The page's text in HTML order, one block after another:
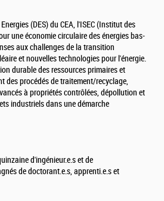
(DES) du CEA, l'ISEC (Institut des
une économie circulaire des énergies bas-
aux challenges de la transition
et nouvelles technologies pour l'énergie.
durable des ressources primaires et
des procédés de traitement/recyclage,
à propriétés contrôlées, dépollution et
industriels dans une démarche
d'ingénieur.e.s et de
de doctorant.e.s, apprenti.e.s et